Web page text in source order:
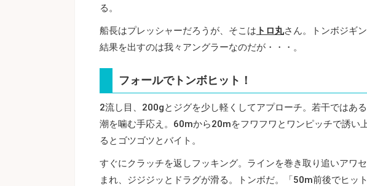
る。
船長はプレッシャーだろうが、そこは トロ丸さん。トンボジギ
結果を出すのは我々アングラーなのだが・・・。
フォールでトンボヒット！
2流し目、200gとジグを少し軽くしてアプローチ。若干ではあ
潮を噛む手応え。60mから20mをフワフワとワンピッチで誘い
るとゴツゴツとバイト。
すぐにクラッチを返しフッキング。ラインを巻き取り追いアワ
まれ、ジジジッとドラグが滑る。トンボだ。「50m前後でヒット